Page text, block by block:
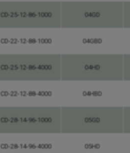
CD-25-12-86-1000 04GD
CD-22-12-88-1000 04GBD
CD-25-12-86-4000 04HD
CD-22-12-88-4000 04HBD
CD-28-14-96-1000 05GD
CD-28-14-96-4000 05HD